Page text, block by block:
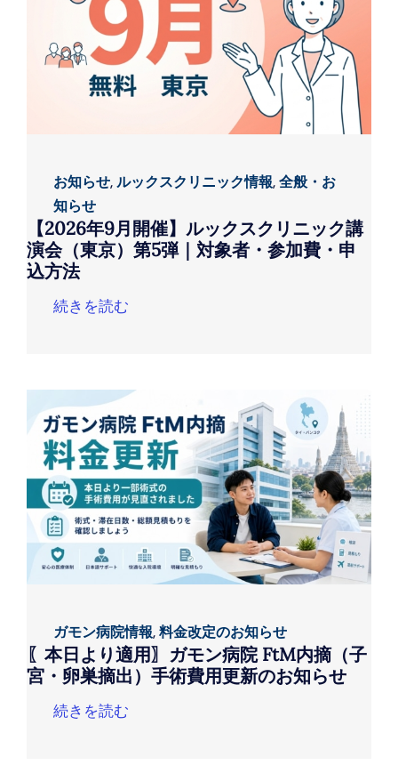
お知らせ,ルックスクリニック情報,全般・お
知らせ
【2026年9月開催】ルックスクリニック講
演会（東京）第5弾｜対象者・参加費・申
込方法
続きを読む
ガモン病院情報,料金改定のお知らせ
〖本日より適用〗ガモン病院 FtM内摘（子
宮・卵巣摘出）手術費用更新のお知らせ
続きを読む